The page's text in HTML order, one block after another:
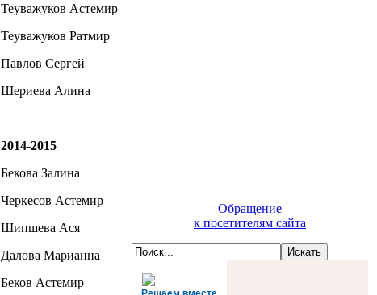
Теуважуков Астемир
Теуважуков Ратмир
Павлов Сергей
Шериева Алина
2014-2015
Бекова Залина
Черкесов Астемир
Шипшева Ася
Далова Марианна
Беков Астемир
Обращение
к посетителям сайта